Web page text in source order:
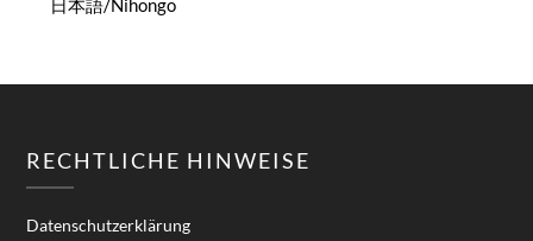
日本語/Nihongo
RECHTLICHE HINWEISE
Datenschutzerklärung